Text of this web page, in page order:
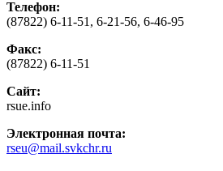
Телефон:
(87822) 6-11-51, 6-21-56, 6-46-95
Факс:
(87822) 6-11-51
Сайт:
rsue.info
Электронная почта:
rseu@mail.svkchr.ru